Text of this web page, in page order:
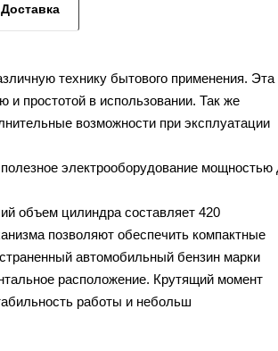
Доставка
технику бытового применения. Эта
и простотой в использовании. Так же
возможности при эксплуатации
электрооборудование мощностью
объем цилиндра составляет 420
позволяют обеспечить компактные
автомобильный бензин марки
расположение. Крутящий момент
работы и небольш